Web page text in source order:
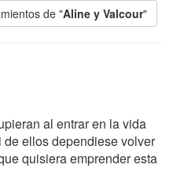
de "Aline y Valcour"
al entrar en la vida
ellos dependiese volver
quisiera emprender esta